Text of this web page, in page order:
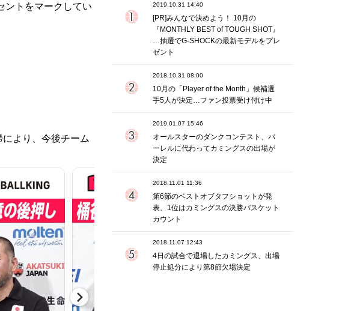
ントをマークしてい
より、今後チーム
2019.10.31 14:40
[PR]みんなで決めよう！ 10月の
『MONTHLY BEST of TOUGH SHOT』
…抽選でG-SHOCKの最新モデルをプレ
ゼント
2018.10.31 08:00
10月の「Player of the Month」候補選
手5人が決定…ファン投票受け付け中
2019.01.07 15:46
オールスターのダンクコンテスト、バ
ーレルに代わってカミングスの出場が
決定
2018.11.01 11:36
第6節のベストオブタフショットが発
表、1位はカミングスの決勝バスケット
カウント
2018.11.07 12:43
4日の試合で退場したカミングス、出場
停止処分により第8節欠場決定